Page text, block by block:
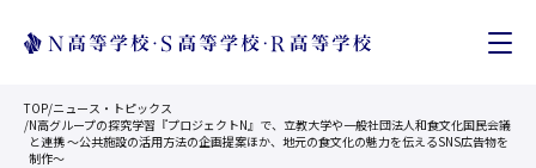
TOP/ニュース・トピックス
/N高グループの探究学習『プロジェクトN』で、立教大学や一般社団法人和食文化国民会議
と連携 〜公共施設の活用方法の企画提案ほか、地元の食文化の魅力を伝えるSNS広告物を
制作〜